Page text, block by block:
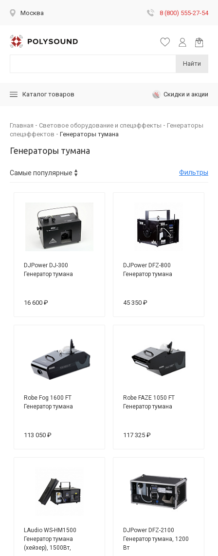
Москва 8 (800) 555-27-54
Найти
Каталог товаров Скидки и акции
Главная Световое оборудование и спецэффекты
Генераторы
спецэффектов
Генераторы тумана
Генераторы тумана
Фильтры
DJPower DJ-300
Генератор тумана
16 600 ₽
DJPower DFZ-800
Генератор тумана
45 350 ₽
Robe Fog 1600 FT
Генератор тумана
113 050 ₽
Robe FAZE 1050 FT
Генератор тумана
117 325 ₽
LAudio WS-HM1500
Генератор тумана
(хейзер), 1500Вт,
DJPower DFZ-2100
Генератор тумана, 1200
Вт